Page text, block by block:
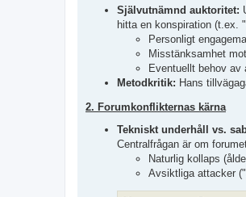
Självutnämnd auktoritet:
hitta en konspiration (t.ex.
Personligt
Misstänksamhet
Eventuellt behov av
Metodkritik: Hans
2. Forumkonflikternas kärna
Tekniskt underhåll vs.
Centralfrågan är om
Naturlig kollaps
Avsiktliga attacker